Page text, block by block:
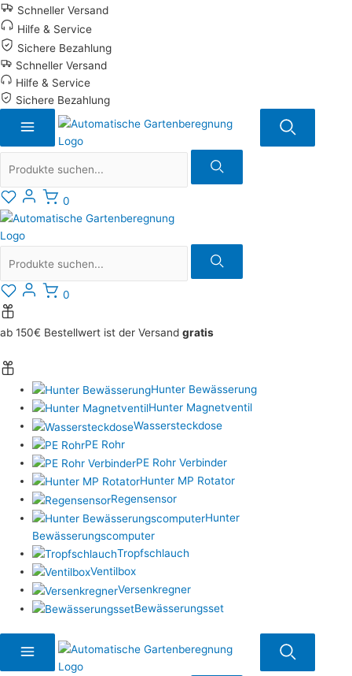
Zum
Inhalt
springen
Schneller Versand
Hilfe & Service
Sichere Bezahlung
Schneller Versand
Hilfe & Service
Sichere Bezahlung
0
0
ab 150€ Bestellwert ist der Versand gratis
Hunter Bewässerung
Hunter Magnetventil
Wassersteckdose
PE Rohr
PE Rohr Verbinder
Hunter MP Rotator
Regensensor
Hunter
Bewässerungscomputer
Tropfschlauch
Ventilbox
Versenkregner
Bewässerungsset